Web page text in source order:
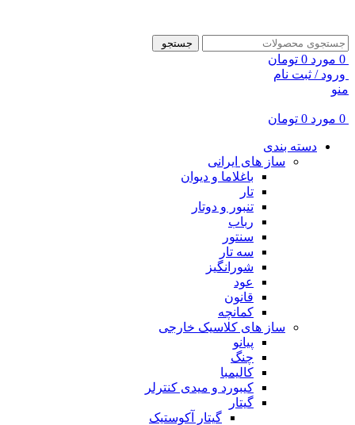
جستجو
0 مورد 0 تومان
ورود / ثبت نام
منو
0 مورد 0 تومان
دسته بندی
ساز های ایرانی
باغلاما و دیوان
تار
تنبور و دوتار
رباب
سنتور
سه تار
شورانگیز
عود
قانون
کمانچه
ساز های کلاسیک خارجی
پیانو
چنگ
کالیمبا
کیبورد و میدی کنترلر
گیتار
گیتار آکوستیک